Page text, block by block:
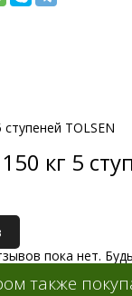
TOLSEN
кг 5
пока нет.
также